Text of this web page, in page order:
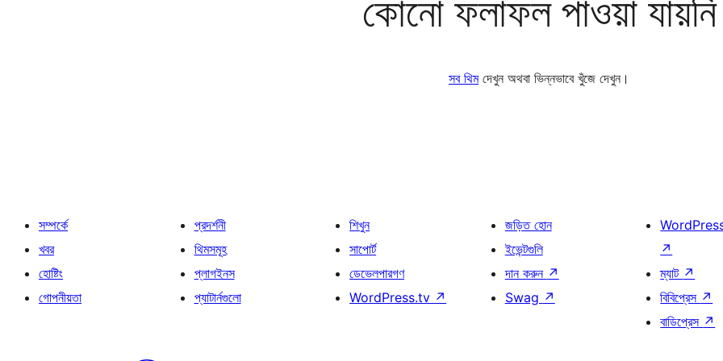
কোনো ফলাফল পাওয়া যায়নি
সব থিমদেখুন অথবা ভিন্নভাবে খুঁজে দেখুন।
সম্পর্কে
খবর
হোষ্টিং
গোপনীয়তা
প্রদর্শনী
থিমসমূহ
প্লাগইনস
প্যাটার্নগুলো
শিখুন
সাপোর্ট
ডেভেলপারগণ
WordPress.tv ↗
জড়িত হোন
ইভেন্টগুলি
দান করুন ↗
Swag ↗
↗
ম্যাট ↗
বিবিপ্রেস ↗
বাডিপ্রেস ↗